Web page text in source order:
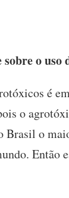
o uso
é
o
Brasil o
Então